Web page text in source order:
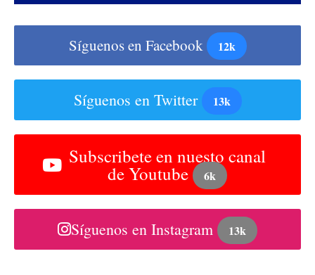
Síguenos en Facebook 12k
Síguenos en Twitter 13k
Subscribete en nuesto canal
de Youtube 6k
Síguenos en Instagram 13k